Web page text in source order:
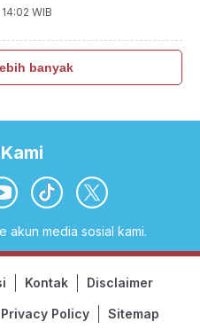
14:02 WIB
banyak
akun media sosial kami.
Kontak Disclaimer
Privacy Policy Sitemap